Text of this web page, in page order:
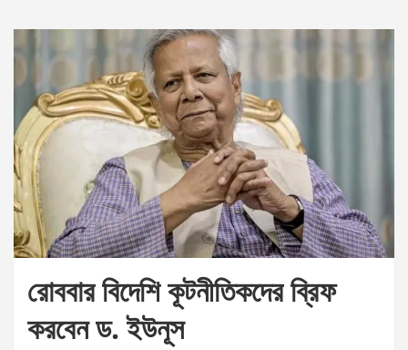
রোববার বিদেশি কূটনীতিকদের ব্রিফ
করবেন ড. ইউনূস